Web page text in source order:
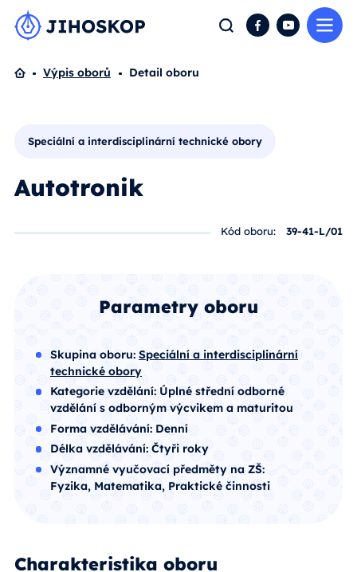
Hledat FacebookYouTube
Domů
Výpis oborů Detail oboru
Speciální a interdisciplinární technické obory
Autotronik
Kód oboru: 39-41-L/01
Parametry oboru
Skupina oboru: Speciální a interdisciplinární
technické obory
Kategorie vzdělání: Úplné střední odborné
vzdělání s odborným výcvikem a maturitou
Forma vzdělávání: Denní
Délka vzdělávání: Čtyři roky
Významné vyučovací předměty na ZŠ:
Fyzika, Matematika, Praktické činnosti
Charakteristika oboru